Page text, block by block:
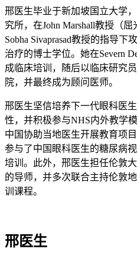
邢医生毕业于新加坡国立大学
究所，在John Marshall教授（
Sobha Sivaprasad教授的指导
治疗的博士学位。她在Severn
成临床培训，随后以临床研究
院，并最终成为顾问医师。
邢医生坚信培养下一代眼科医
性，并积极参与NHS内外教学
中国协助当地医生开展教育项
参与了中国眼科医生的糖尿病
培训。此外，邢医生担任伦敦
的导师，并多次联合主持伦敦
训课程。
邢医生